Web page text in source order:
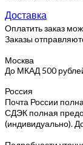
Доставка
Оплатить заказ
Заказы
Москва
До МКАД 500
Россия
Почта России
СДЭК полная
(индивидуально).